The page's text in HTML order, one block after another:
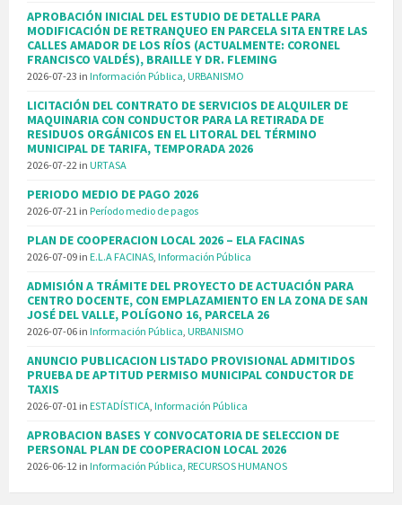
APROBACIÓN INICIAL DEL ESTUDIO DE DETALLE PARA
MODIFICACIÓN DE RETRANQUEO EN PARCELA SITA ENTRE LAS
CALLES AMADOR DE LOS RÍOS (ACTUALMENTE: CORONEL
FRANCISCO VALDÉS), BRAILLE Y DR. FLEMING
2026-07-23 in Información Pública, URBANISMO
LICITACIÓN DEL CONTRATO DE SERVICIOS DE ALQUILER DE
MAQUINARIA CON CONDUCTOR PARA LA RETIRADA DE
RESIDUOS ORGÁNICOS EN EL LITORAL DEL TÉRMINO
MUNICIPAL DE TARIFA, TEMPORADA 2026
2026-07-22 in URTASA
PERIODO MEDIO DE PAGO 2026
2026-07-21 in Período medio de pagos
PLAN DE COOPERACION LOCAL 2026 – ELA FACINAS
2026-07-09 in E.L.A FACINAS, Información Pública
ADMISIÓN A TRÁMITE DEL PROYECTO DE ACTUACIÓN PARA
CENTRO DOCENTE, CON EMPLAZAMIENTO EN LA ZONA DE SAN
JOSÉ DEL VALLE, POLÍGONO 16, PARCELA 26
2026-07-06 in Información Pública, URBANISMO
ANUNCIO PUBLICACION LISTADO PROVISIONAL ADMITIDOS
PRUEBA DE APTITUD PERMISO MUNICIPAL CONDUCTOR DE
TAXIS
2026-07-01 in ESTADÍSTICA, Información Pública
APROBACION BASES Y CONVOCATORIA DE SELECCION DE
PERSONAL PLAN DE COOPERACION LOCAL 2026
2026-06-12 in Información Pública, RECURSOS HUMANOS